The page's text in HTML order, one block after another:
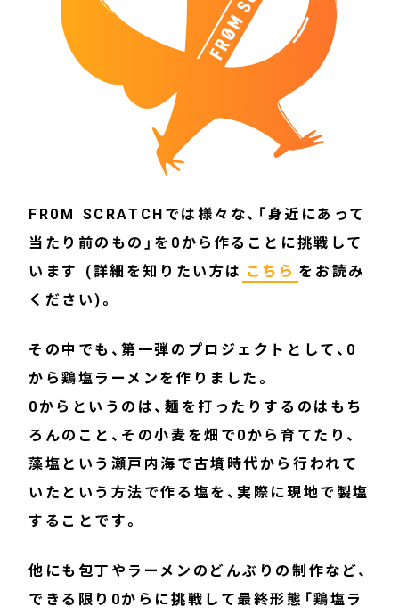
FR0M SCRATCHでは様々な、「身近にあって
当たり前のもの」を0から作ることに挑戦して
います (詳細を知りたい方は こちら をお読み
ください)。
その中でも、第一弾のプロジェクトとして、0
から鶏塩ラーメンを作りました。
0からというのは、麺を打ったりするのはもち
ろんのこと、その小麦を畑で0から育てたり、
藻塩という瀬戸内海で古墳時代から行われて
いたという方法で作る塩を、実際に現地で製塩
することです。
他にも包丁やラーメンのどんぶりの制作など、
できる限り0からに挑戦して最終形態「鶏塩ラ